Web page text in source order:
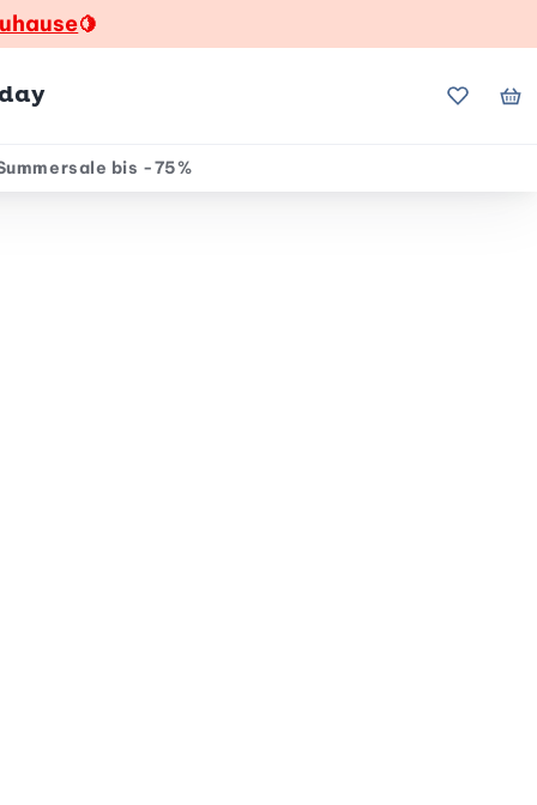
🍋
Meine
bis -75%